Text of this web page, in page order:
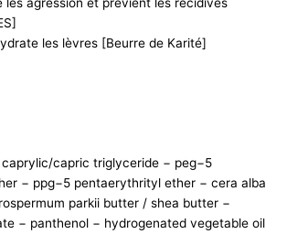
les agression et prévient les récidives
les lèvres [Beurre de Karité]
caprylic/capric triglyceride − peg−5
− ppg−5 pentaerythrityl ether − cera alba
parkii butter / shea butter −
− panthenol − hydrogenated vegetable oil